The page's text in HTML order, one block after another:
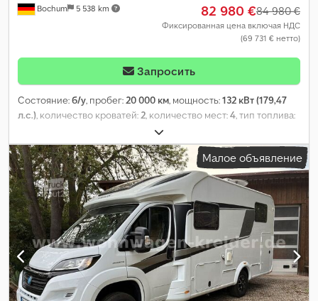
Bochum 5 538 km 82 980 €84 980 €
Фиксированная цена включая НДС
(69 731 € нетто)
Запросить
Состояние:б/у, пробег: 20 000 км, мощность:132 кВт (179,47
л.с.) , количество кроватей: 2 , количество мест:4 , тип топлива:
автоматический
регистрация:04/2026, общая длина:7 480 мм, общая ширина:
2 320 мм, общая высота:2 790 мм, конфигурация осей:2 оси,
класс выбросов:Евро 6, общий вес:4 400 кг, собственный
вес:2 966 кг , эксплуатационная масса:3 116 кг
, максимальная
грузоподъёмность:1 284 кг, Год выпуска:2025, колесная база:
403 мм, Оборудование:бортовая кухня
Малое объявление